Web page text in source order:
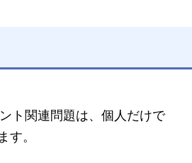
ト関連問題は、個人だけで
す。